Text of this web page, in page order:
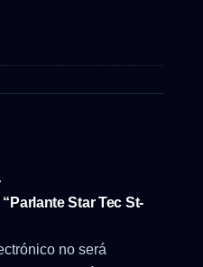
Star Tec St-
no será